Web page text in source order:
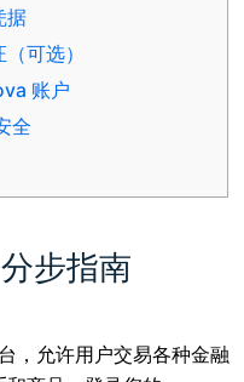
据
可选）
账户
全
步指南
，允许用户交易各种金融